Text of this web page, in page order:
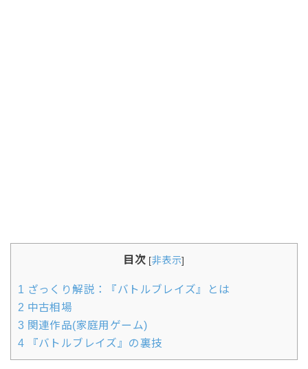
目次 [非表示]
1 ざっくり解説：『バトルブレイズ』とは
2 中古相場
3 関連作品(家庭用ゲーム)
4 『バトルブレイズ』の裏技